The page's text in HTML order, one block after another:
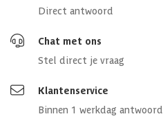
Direct antwoord
Chat met ons
Stel direct je vraag
Klantenservice
Binnen 1 werkdag antwoord